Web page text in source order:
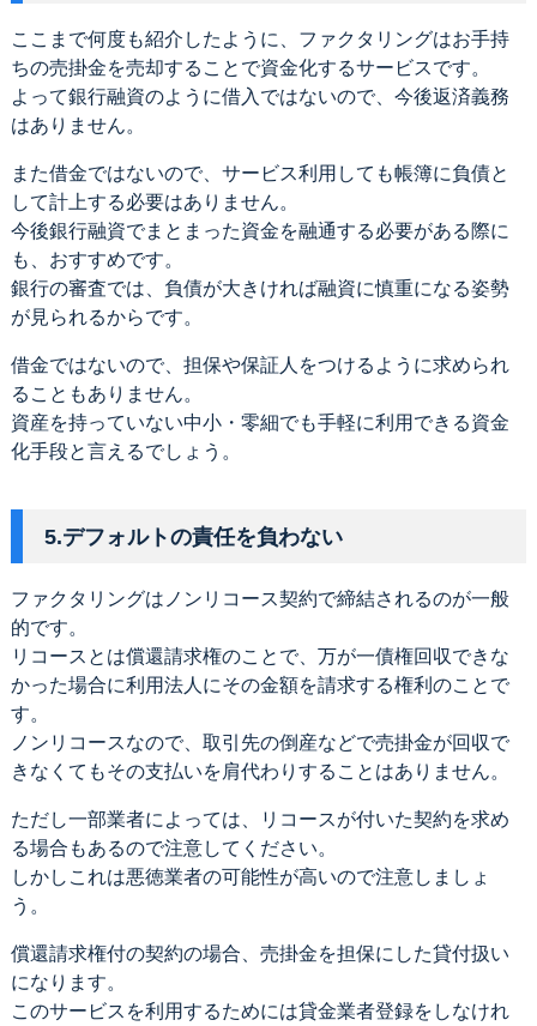
ここまで何度も紹介したように、ファクタリングはお手持
ちの売掛金を売却することで資金化するサービスです。
よって銀行融資のように借入ではないので、今後返済義務
はありません。
また借金ではないので、サービス利用しても帳簿に負債と
して計上する必要はありません。
今後銀行融資でまとまった資金を融通する必要がある際に
も、おすすめです。
銀行の審査では、負債が大きければ融資に慎重になる姿勢
が見られるからです。
借金ではないので、担保や保証人をつけるように求められ
ることもありません。
資産を持っていない中小・零細でも手軽に利用できる資金
化手段と言えるでしょう。
5.デフォルトの責任を負わない
ファクタリングはノンリコース契約で締結されるのが一般
的です。
リコースとは償還請求権のことで、万が一債権回収できな
かった場合に利用法人にその金額を請求する権利のことで
す。
ノンリコースなので、取引先の倒産などで売掛金が回収で
きなくてもその支払いを肩代わりすることはありません。
ただし一部業者によっては、リコースが付いた契約を求め
る場合もあるので注意してください。
しかしこれは悪徳業者の可能性が高いので注意しましょ
う。
償還請求権付の契約の場合、売掛金を担保にした貸付扱い
になります。
このサービスを利用するためには貸金業者登録をしなけれ